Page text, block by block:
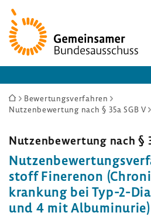
Zur
Startseite
Sie
sind
Bewertungsverfahren
Nutzenbewertung nach § 35a SGB V
Nutzen­be­wer­tung nach §
stoff Fine­renon
kran­kung bei Typ-​2-
und 4 mit Albu­mi­n­urie)